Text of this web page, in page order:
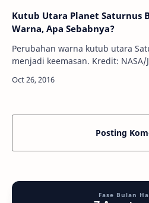
Kutub Utara Planet Saturnus
Warna, Apa Sebabnya?
Perubahan warna kutub utara
menjadi keemasan. Kredit: NASA/
Pada November 2012, wahana
Posting
Fase Bulan